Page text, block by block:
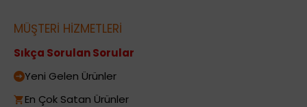
MÜŞTERİ HİZMETLERİ
Sıkça Sorulan Sorular
Yeni Gelen Ürünler
En Çok Satan Ürünler